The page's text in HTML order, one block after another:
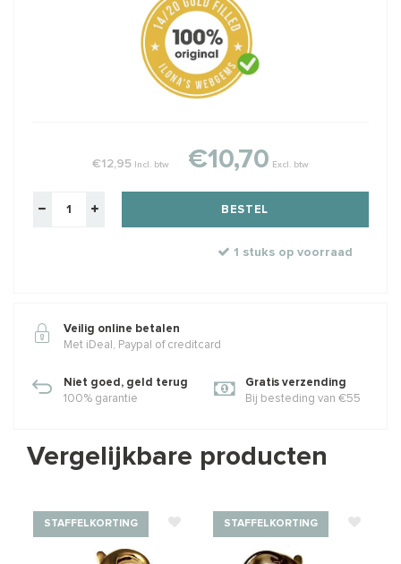
€12,95 Incl. btw €10,70 Excl. btw
BESTEL
1 stuks op voorraad
Veilig online betalen
Met iDeal, Paypal of creditcard
Niet goed, geld terug
100% garantie
Gratis verzending
Bij besteding van €55
Vergelijkbare producten
STAFFELKORTING STAFFELKORTING